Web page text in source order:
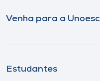
Venha para a Unoesc
Estudantes